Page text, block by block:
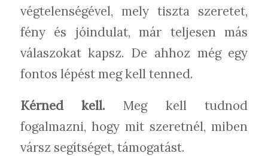
végtelenségével, mely tiszta szeretet,
fény és jóindulat, már teljesen más
válaszokat kapsz. De ahhoz még egy
fontos lépést meg kell tenned.
Kérned kell. Meg kell tudnod
fogalmazni, hogy mit szeretnél, miben
vársz segítséget, támogatást.